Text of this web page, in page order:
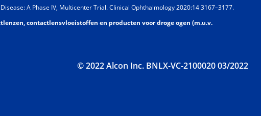
A Phase IV, Multicenter Trial. Clinical Ophthalmology 2020:14 3167–3177.
contactlensvloeistoffen en producten voor droge ogen (m.u.v.
© 2022 Alcon Inc. BNLX-VC-2100020 03/2022